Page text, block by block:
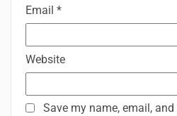
Email *
Website
Save my name, email,